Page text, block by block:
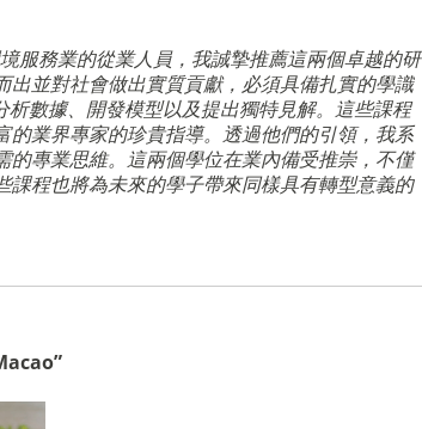
服務業的從業人員，我誠摯推薦這兩個卓越的研
並對社會做出實質貢獻，必須具備扎實的學識
數據、開發模型以及提出獨特見解。這些課程
業界專家的珍貴指導。透過他們的引領，我系
專業思維。這兩個學位在業內備受推崇，不僅
程也將為未來的學子帶來同樣具有轉型意義的